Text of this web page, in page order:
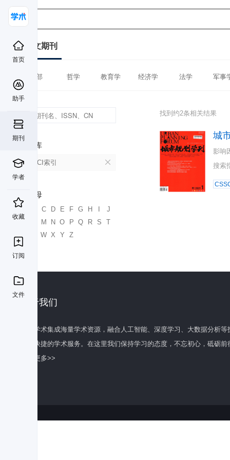
首页
助手
期刊
学者
收藏
订阅
文件
中文期刊
全部 哲学 教育学 经济学 法学 军事
数据库
CSSCI索引
首字母
C D E F G H
J
K
M N O P Q R S
T
W X Y Z
找到约2条相关结果
城
影响
搜索
关于我们
百度学术集成海量学术资源，融合人工智能、深度学习、大数据分析
全面快捷的学术服务。在这里我们保持学习的态度，不忘初心，砥砺前
了解更多>>